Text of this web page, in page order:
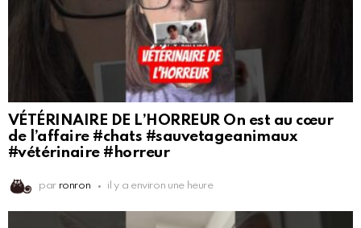
VÉTÉRINAIRE DE L’HORREUR On est au cœur
de l’affaire #chats #sauvetageanimaux
#vétérinaire #horreur
par ronron il y a environ une heure